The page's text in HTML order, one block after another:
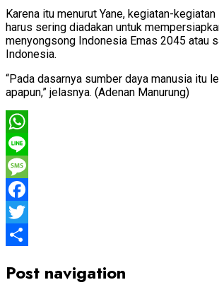
Karena itu menurut Yane, kegiatan-
harus sering diadakan untuk
menyongsong Indonesia Emas 2045 atau
Indonesia.
“Pada dasarnya sumber daya manusia itu
apapun,” jelasnya. (Adenan Manurung)
WhatsApp
Line
Message
Facebook
Twitter
Post navigation